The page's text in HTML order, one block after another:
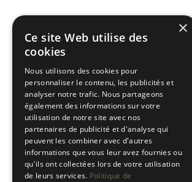
×
Ce site Web utilise des
cookies
Nous utilisons des cookies pour
personnaliser le contenu, les publicités et
analyser notre trafic. Nous partageons
également des informations sur votre
utilisation de notre site avec nos
partenaires de publicité et d'analyse qui
peuvent les combiner avec d'autres
informations que vous leur avez fournies ou
qu'ils ont collectées lors de votre utilisation
de leurs services. Politique de